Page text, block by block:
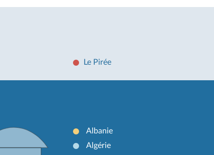
Le Pirée
Albanie
Algérie